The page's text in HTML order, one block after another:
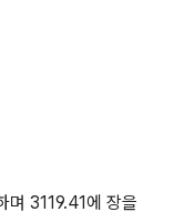
며 3119.41에 장을